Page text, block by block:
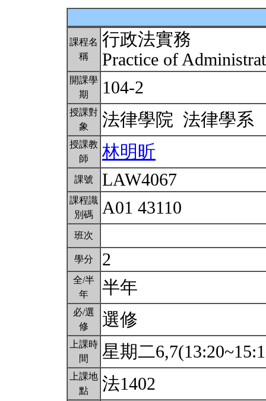
課程名
稱
行政法實務
Practice of
開課學
期
104-2
授課對
象
法律學院 法律學系
授課教
師
林明昕
課號 LAW4067
課程識
別碼
A01 43110
班次
學分 2
全/半
年
半年
必/選
修
選修
上課時
間
星期二
上課地
點
法1402